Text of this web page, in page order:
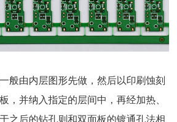
般由内层图形先做，然后以印刷蚀刻
，并纳入指定的层间中，再经加热、
之后的钻孔则和双面板的镀通孔法相